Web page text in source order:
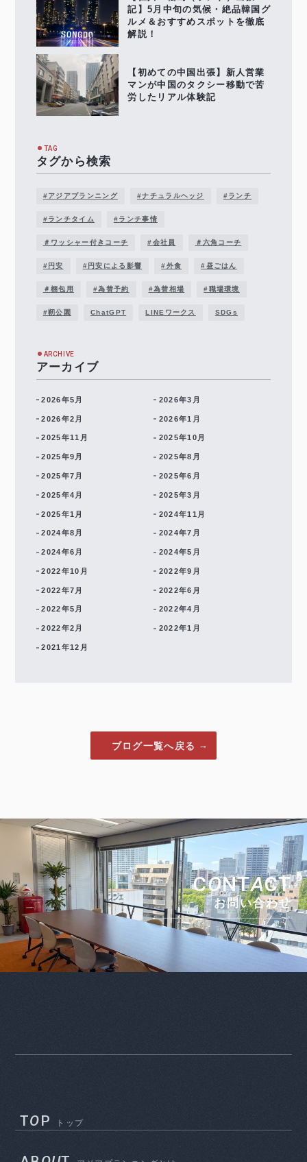
記】5月中旬の気候・絶品韓国グ
ルメ＆おすすめスポットを徹底
解説！
【初めての中国出張】新人営業
マンが中国のタクシー移動で苦
労したリアル体験記
TAG
タグから検索
#アジアプランニング #ナチュラルヘッジ #ランチ
#ランチタイム #ランチ事情
＃ワッシャー付きコーチ #会社員 ＃六角コーチ
#円安 #円安による影響 #外食 #昼ごはん
＃梱包用 #為替予約 #為替相場 #職場環境
#靭公園 ChatGPT LINEワークス SDGs
ARCHIVE
アーカイブ
2026年5月 2026年3月
2026年2月 2026年1月
2025年11月 2025年10月
2025年9月 2025年8月
2025年7月 2025年6月
2025年4月 2025年3月
2025年1月 2024年11月
2024年8月 2024年7月
2024年6月 2024年5月
2022年10月 2022年9月
2022年7月 2022年6月
2022年5月 2022年4月
2022年2月 2022年1月
2021年12月
ブログ一覧へ戻る
CONTACT
お問い合わせ
TOP トップ